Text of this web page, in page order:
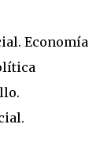
Economía